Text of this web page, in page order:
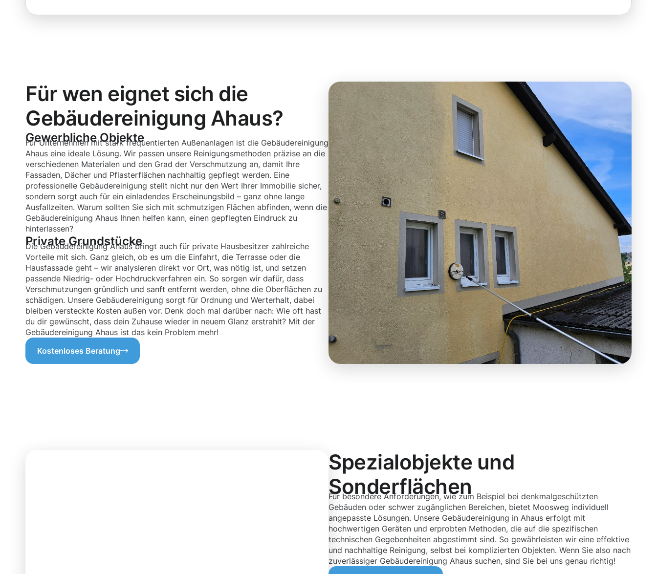
Für wen eignet sich die
Gebäudereinigung Ahaus?
Gewerbliche Objekte
Für Unternehmen mit stark frequentierten Außenanlagen ist die Gebäudereinigung
Ahaus eine ideale Lösung. Wir passen unsere Reinigungsmethoden präzise an die
verschiedenen Materialen und den Grad der Verschmutzung an, damit Ihre
Fassaden, Dächer und Pflasterflächen nachhaltig gepflegt werden. Eine
professionelle Gebäudereinigung stellt nicht nur den Wert Ihrer Immobilie sicher,
sondern sorgt auch für ein einladendes Erscheinungsbild – ganz ohne lange
Ausfallzeiten. Warum sollten Sie sich mit schmutzigen Flächen abfinden, wenn die
Gebäudereinigung Ahaus Ihnen helfen kann, einen gepflegten Eindruck zu
hinterlassen?
Private Grundstücke
Die Gebäudereinigung Ahaus bringt auch für private Hausbesitzer zahlreiche
Vorteile mit sich. Ganz gleich, ob es um die Einfahrt, die Terrasse oder die
Hausfassade geht – wir analysieren direkt vor Ort, was nötig ist, und setzen
passende Niedrig- oder Hochdruckverfahren ein. So sorgen wir dafür, dass
Verschmutzungen gründlich und sanft entfernt werden, ohne die Oberflächen zu
schädigen. Unsere Gebäudereinigung sorgt für Ordnung und Werterhalt, dabei
bleiben versteckte Kosten außen vor. Denk doch mal darüber nach: Wie oft hast
du dir gewünscht, dass dein Zuhause wieder in neuem Glanz erstrahlt? Mit der
Gebäudereinigung Ahaus ist das kein Problem mehr!
Kostenloses Beratung
Spezialobjekte und
Sonderflächen
Für besondere Anforderungen, wie zum Beispiel bei denkmalgeschützten
Gebäuden oder schwer zugänglichen Bereichen, bietet Moosweg individuell
angepasste Lösungen. Unsere Gebäudereinigung in Ahaus erfolgt mit
hochwertigen Geräten und erprobten Methoden, die auf die spezifischen
technischen Gegebenheiten abgestimmt sind. So gewährleisten wir eine effektive
und nachhaltige Reinigung, selbst bei komplizierten Objekten. Wenn Sie also nach
zuverlässiger Gebäudereinigung Ahaus suchen, sind Sie bei uns genau richtig!